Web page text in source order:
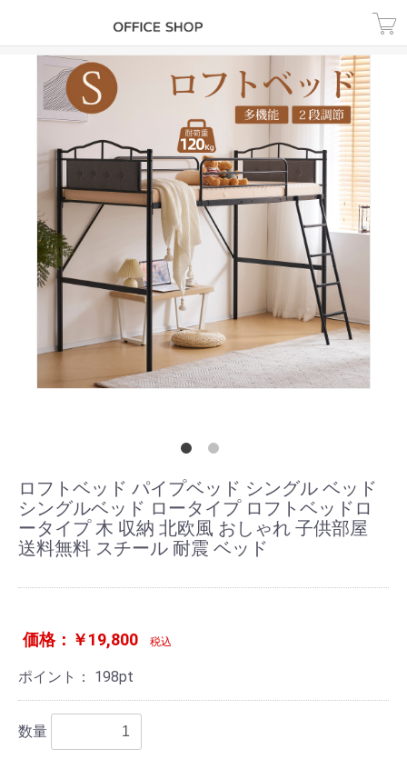
ロフトベッド パイプベッド シングル ベッド
シングルベッド ロータイプ ロフトベッドロ
ータイプ 木 収納 北欧風 おしゃれ 子供部屋
送料無料 スチール 耐震 ベッド
価格：￥19,800 税込
ポイント： 198pt
数量